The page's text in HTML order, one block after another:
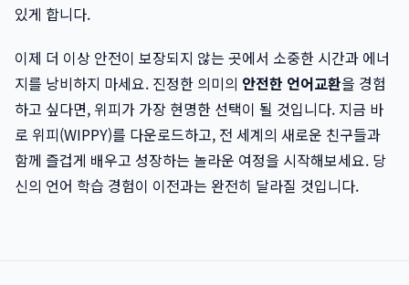
있게 합니다.
이제 더 이상 안전이 보장되지 않는 곳에서 소중한 시간과 에너
지를 낭비하지 마세요. 진정한 의미의 안전한 언어교환을 경험
하고 싶다면, 위피가 가장 현명한 선택이 될 것입니다. 지금 바
로 위피(WIPPY)를 다운로드하고, 전 세계의 새로운 친구들과
함께 즐겁게 배우고 성장하는 놀라운 여정을 시작해보세요. 당
신의 언어 학습 경험이 이전과는 완전히 달라질 것입니다.